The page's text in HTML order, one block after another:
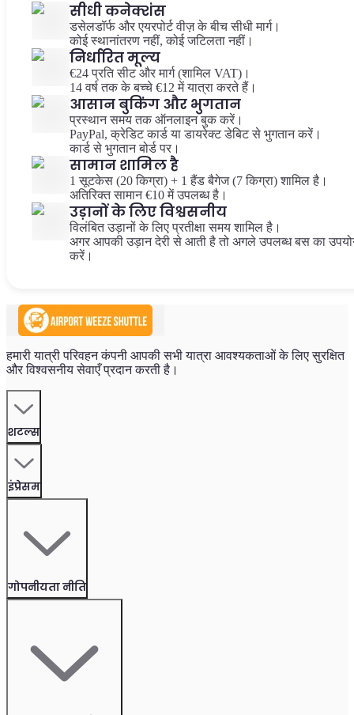
सीधी कनेक्शंस
डसेलडॉर्फ और एयरपोर्ट वीज़ के बीच सीधी मार्ग।
कोई स्थानांतरण नहीं, कोई जटिलता नहीं।
निर्धारित मूल्य
€24 प्रति सीट और मार्ग (शामिल VAT)।
14 वर्ष तक के बच्चे €12 में यात्रा करते हैं।
आसान बुकिंग और भुगतान
प्रस्थान समय तक ऑनलाइन बुक करें।
PayPal, क्रेडिट कार्ड या डायरेक्ट डेबिट से भुगतान करें।
कार्ड से भुगतान बोर्ड पर।
सामान शामिल है
1 सूटकेस (20 किग्रा) + 1 हैंड बैगेज (7 किग्रा) शामिल है।
अतिरिक्त सामान €10 में उपलब्ध है।
उड़ानों के लिए विश्वसनीय
विलंबित उड़ानों के लिए प्रतीक्षा समय शामिल है।
अगर आपकी उड़ान देरी से आती है तो अगले उपलब्ध बस का
करें।
हमारी यात्री परिवहन कंपनी आपकी सभी यात्रा आवश्यकताओं के लिए सुरक्षित
और विश्वसनीय सेवाएँ प्रदान करती है।
शटल्स
इंप्रेसम
गोपनीयता नीति